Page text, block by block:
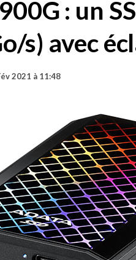
: un
s) avec
2021 à 11:48